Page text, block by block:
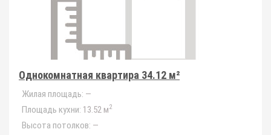
Однокомнатная квартира 34.12 м²
Жилая площадь: —
Площадь кухни: 13.52 м2
Высота потолков: —